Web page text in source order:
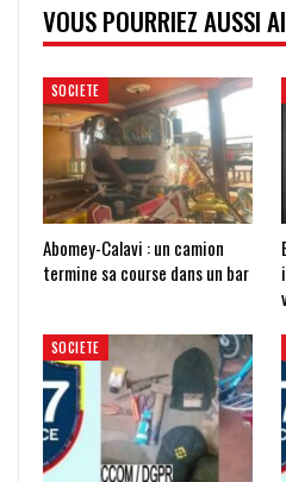
VOUS POURRIEZ AUSSI
SOCIETE
Abomey-Calavi : un camion
termine sa course dans un bar
SOCIETE